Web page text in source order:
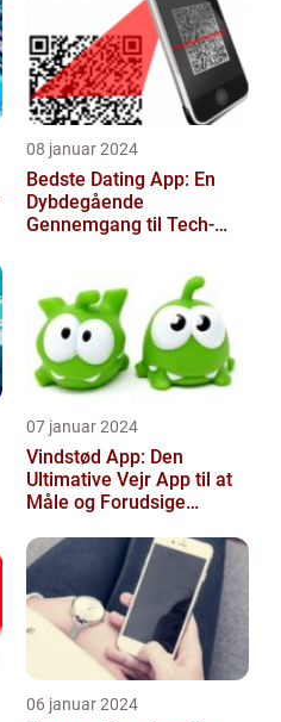
08 januar 2024
Bedste Dating App: En
Dybdegående
Gennemgang til Tech-
07 januar 2024
Vindstød App: Den
Ultimative Vejr App til at
Måle og Forudsige
06 januar 2024